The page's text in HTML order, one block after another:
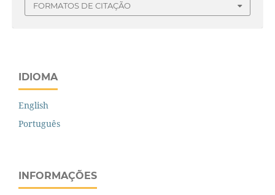
FORMATOS DE CITAÇÃO
IDIOMA
English
Português
INFORMAÇÕES